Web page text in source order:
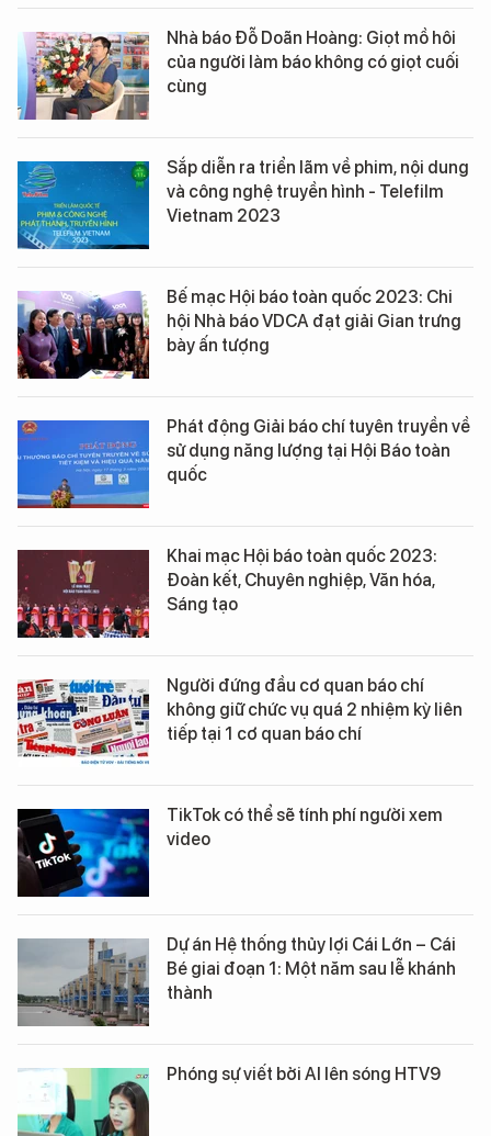
Nhà báo Đỗ Doãn Hoàng: Giọt mồ hôi
của người làm báo không có giọt cuối
cùng
Sắp diễn ra triển lãm về phim, nội dung
và công nghệ truyền hình - Telefilm
Vietnam 2023
Bế mạc Hội báo toàn quốc 2023: Chi
hội Nhà báo VDCA đạt giải Gian trưng
bày ấn tượng
Phát động Giải báo chí tuyên truyền về
sử dụng năng lượng tại Hội Báo toàn
quốc
Khai mạc Hội báo toàn quốc 2023:
Đoàn kết, Chuyên nghiệp, Văn hóa,
Sáng tạo
Người đứng đầu cơ quan báo chí
không giữ chức vụ quá 2 nhiệm kỳ liên
tiếp tại 1 cơ quan báo chí
TikTok có thể sẽ tính phí người xem
video
Dự án Hệ thống thủy lợi Cái Lớn – Cái
Bé giai đoạn 1: Một năm sau lễ khánh
thành
Phóng sự viết bởi AI lên sóng HTV9